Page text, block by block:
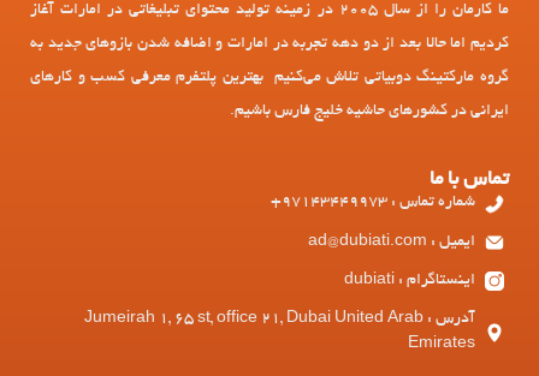
ما کارمان را از سال 2005 در زمینه تولید محتوای تبلیغاتی در امارات آغاز
کردیم اما حالا بعد از دو دهه تجربه در امارات و اضافه شدن بازوهای جدید به
گروه مارکتینگ دوبیاتی تلاش می‌کنیم بهترین پلتفرم معرفی کسب و کارهای
ایرانی در کشورهای حاشیه خلیج فارس باشیم.
تماس با ما
شماره تماس : 97143449973+
ایمیل : ad@dubiati.com
اینستاگرام : dubiati
آدرس : Jumeirah 1, 65 st, office 21, Dubai United Arab
Emirates